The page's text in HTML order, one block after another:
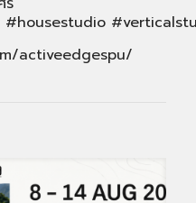
#housestudio
activeedgespu/